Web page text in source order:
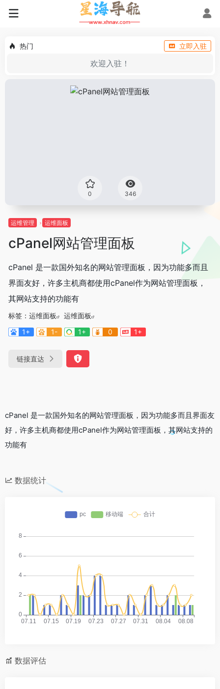
热门 立即入驻
欢迎入驻！
0 346
运维管理 运维面板
cPanel网站管理面板
cPanel 是一款国外知名的网站管理面板，因为功能多而且
界面友好，许多主机商都使用cPanel作为网站管理面板，
其网站支持的功能有
标签： 运维面板
运维面板
1+
1- 1+ 0 1+
链接直达
cPanel 是一款国外知名的网站管理面板，因为功能多而且界面友
好，许多主机商都使用cPanel作为网站管理面板，其网站支持的
功能有
数据统计
数据评估